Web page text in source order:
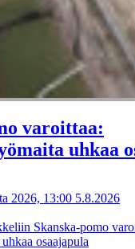
varoittaa:
uhkaa
2026, 13:00 5.8.2026
Skanska-pomo
osaajapula